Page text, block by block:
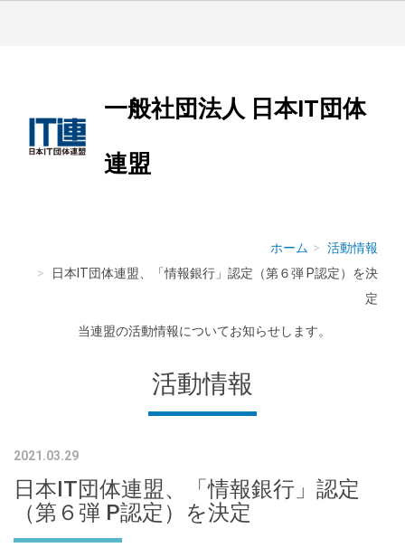
一般社団法人 日本IT団体
連盟
ホーム
活動情報
日本IT団体連盟、「情報銀行」認定（第６弾 P認定）を決
定
当連盟の活動情報についてお知らせします。
活動情報
2021.03.29
日本IT団体連盟、「情報銀行」認定
（第６弾 P認定）を決定